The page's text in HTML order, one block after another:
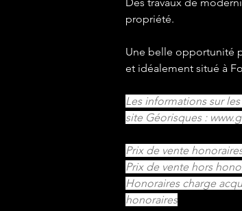
propriété.
Une belle opportunité
et idéalement situé à
Les informations sur
site Géorisques :
Prix de vente
Prix de vente hors
Honoraires charge
honoraires